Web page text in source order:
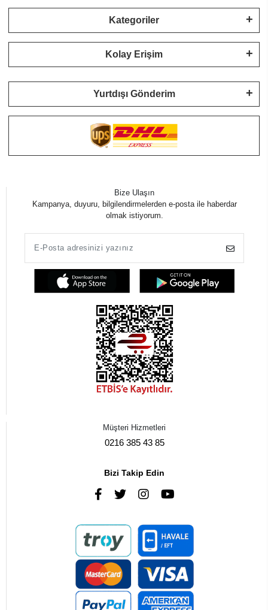
Kategoriler
Kolay Erişim
Yurtdışı Gönderim
Bize Ulaşın
Kampanya, duyuru, bilgilendirmelerden e-posta ile haberdar
olmak istiyorum.
Müşteri Hizmetleri
0216 385 43 85
Bizi Takip Edin